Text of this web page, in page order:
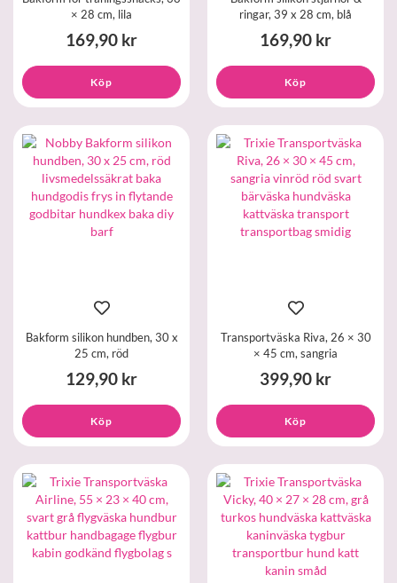
× 28 cm, lila
169,90 kr
Köp
ringar, 39 x 28 cm, blå
169,90 kr
Köp
Bakform silikon hundben, 30 x
25 cm, röd
129,90 kr
Köp
Transportväska Riva, 26 × 30
× 45 cm, sangria
399,90 kr
Köp